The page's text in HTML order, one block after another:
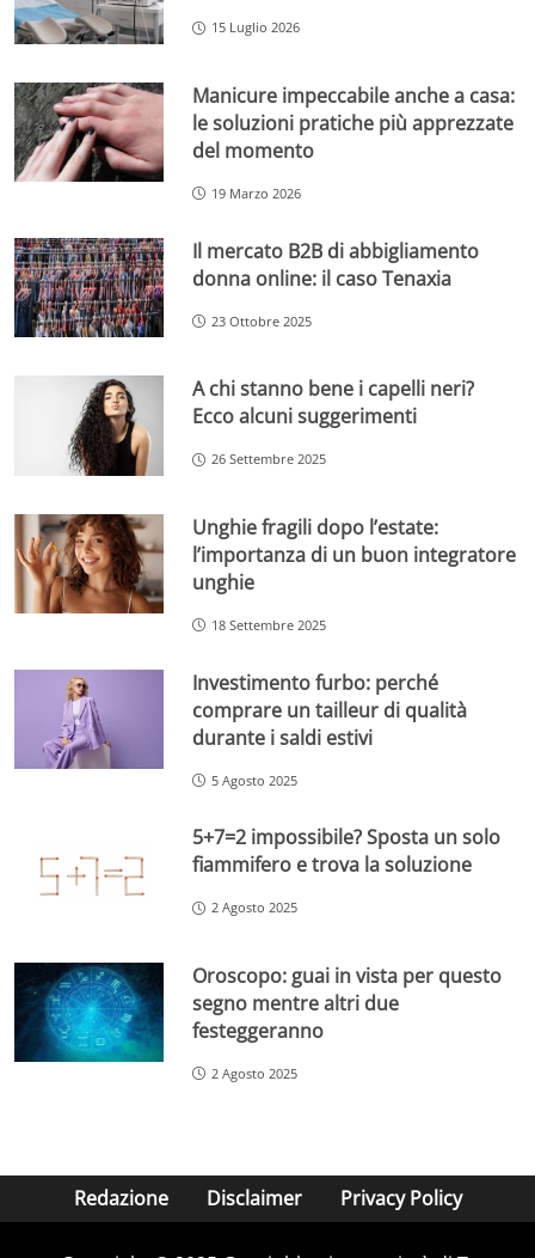
15 Luglio 2026
Manicure impeccabile anche a casa:
le soluzioni pratiche più apprezzate
del momento
19 Marzo 2026
Il mercato B2B di abbigliamento
donna online: il caso Tenaxia
23 Ottobre 2025
A chi stanno bene i capelli neri?
Ecco alcuni suggerimenti
26 Settembre 2025
Unghie fragili dopo l’estate:
l’importanza di un buon integratore
unghie
18 Settembre 2025
Investimento furbo: perché
comprare un tailleur di qualità
durante i saldi estivi
5 Agosto 2025
5+7=2 impossibile? Sposta un solo
fiammifero e trova la soluzione
2 Agosto 2025
Oroscopo: guai in vista per questo
segno mentre altri due
festeggeranno
2 Agosto 2025
Redazione Disclaimer Privacy Policy